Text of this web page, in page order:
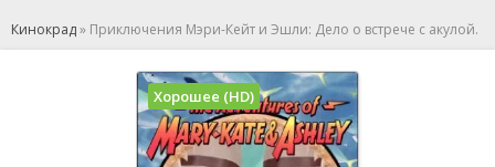
Кинокрад» Приключения Мэри-Кейт и Эшли: Дело о встрече с акулой.
Хорошее (HD)